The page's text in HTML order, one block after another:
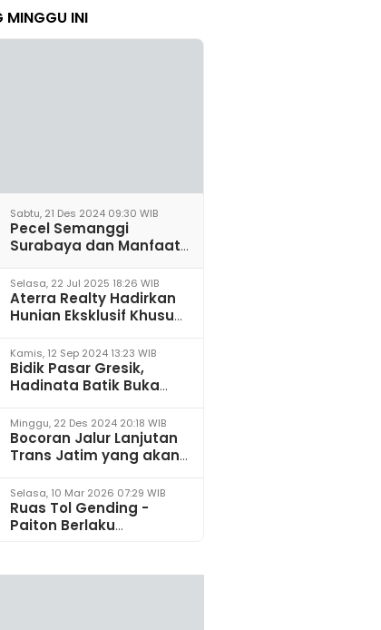
MINGGU INI
Sabtu, 21 Des 2024 09:30 WIB
Pecel Semanggi
Surabaya dan Manfaat
Saraf
Selasa, 22 Jul 2025 18:26 WIB
Aterra Realty Hadirkan
Hunian Eksklusif Khusus
Malang
Kamis, 12 Sep 2024 13:23 WIB
Bidik Pasar Gresik,
Hadinata Batik Buka
Minggu, 22 Des 2024 20:18 WIB
Bocoran Jalur Lanjutan
Trans Jatim yang akan
2025
Selasa, 10 Mar 2026 07:29 WIB
Ruas Tol Gending -
Paiton Berlaku